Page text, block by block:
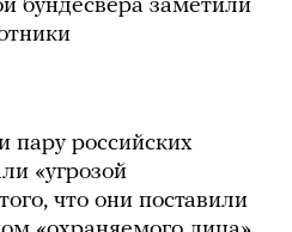
бундесвера заметили
российских
«угрозой
что они поставили